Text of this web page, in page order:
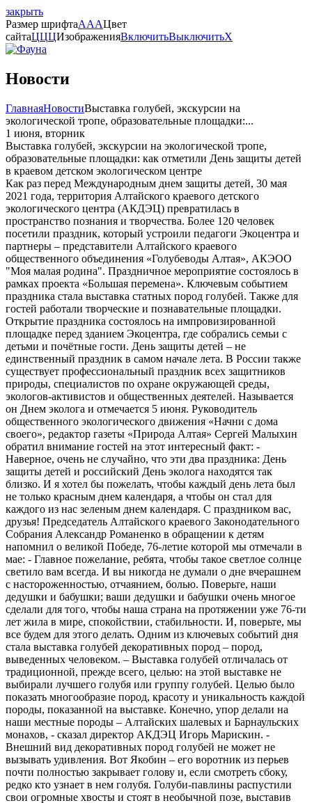
закрыть
Размер шрифтаAAAЦвет
сайтаЦЦЦИзображенияВключитьВыключитьX
Новости
ГлавнаяНовостиВыставка голубей, экскурсии на
экологической тропе, образовательные площадки:...
1 июня, вторник
Выставка голубей, экскурсии на экологической тропе,
образовательные площадки: как отметили День защиты детей
в краевом детском экологическом центре
Как раз перед Международным днем защиты детей, 30 мая
2021 года, территория Алтайского краевого детского
экологического центра (АКДЭЦ) превратилась в
пространство познания и творчества. Более 120 человек
посетили праздник, который устроили педагоги Экоцентра и
партнеры – представители Алтайского краевого
общественного объединения «Голубеводы Алтая», АКЭОО
"Моя малая родина". Праздничное мероприятие состоялось в
рамках проекта «Большая перемена». Ключевым событием
праздника стала выставка статных пород голубей. Также для
гостей работали творческие и познавательные площадки.
Открытие праздника состоялось на импровизированной
площадке перед зданием Экоцентра, где собрались семьи с
детьми и почётные гости. День защиты детей – не
единственный праздник в самом начале лета. В России также
существует профессиональный праздник всех защитников
природы, специалистов по охране окружающей среды,
экологов-активистов и общественных деятелей. Называется
он Днем эколога и отмечается 5 июня. Руководитель
общественного экологического движения «Начни с дома
своего», редактор газеты «Природа Алтая» Сергей Малыхин
обратил внимание гостей на этот интересный факт: -
Наверное, очень не случайно, что эти два праздника: День
защиты детей и российский День эколога находятся так
близко. И я хотел бы пожелать, чтобы каждый день лета был
не только красным днем календаря, а чтобы он стал для
каждого из нас зеленым днем календаря. С праздником вас,
друзья! Председатель Алтайского краевого Законодательного
Собрания Александр Романенко в обращении к детям
напомнил о великой Победе, 76-летие которой мы отмечали в
мае: - Главное пожелание, ребята, чтобы такое светлое солнце
светило вам всегда. И вы никогда не думали о дне вчерашнем
с настороженностью, отчаянием, болью. Поверьте, наши
дедушки и бабушки; ваши дедушки и бабушки очень многое
сделали для того, чтобы наша страна на протяжении уже 76-ти
лет жила в мире, спокойствии, стабильности. И, поверьте, мы
все будем для этого делать. Одним из ключевых событий дня
стала выставка голубей декоративных пород – пород,
выведенных человеком. – Выставка голубей отличалась от
традиционной, прежде всего, целью: на этой выставке не
выбирали лучшего голубя или группу голубей. Целью было
показать многообразие пород, красоту и уникальность каждой
породы, показанной на выставке. Конечно, упор делали на
наши местные породы – Алтайских шалевых и Барнаульских
монахов, - сказал директор АКДЭЦ Игорь Марискин. -
Внешний вид декоративных пород голубей не может не
вызывать удивления. Вот Якобин – его воротник из перьев
почти полностью закрывает голову и, если смотреть сбоку,
редко кто узнает в нем голубя. Голуби-павлины распустили
свои огромные хвосты и стоят в необычной позе, выставив